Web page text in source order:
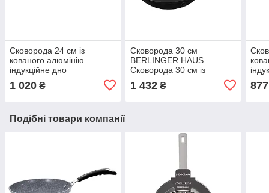
Сковорода 24 см із
кованого алюмінію
індукційне дно
BERLINGER HAUS Black
Professional Line BH 6116
1 020 ₴
Сковорода 30 см
BERLINGER HAUS
Сковорода 30 см із
індукційне дно
1 432₴ 877
Подібні товари компанії